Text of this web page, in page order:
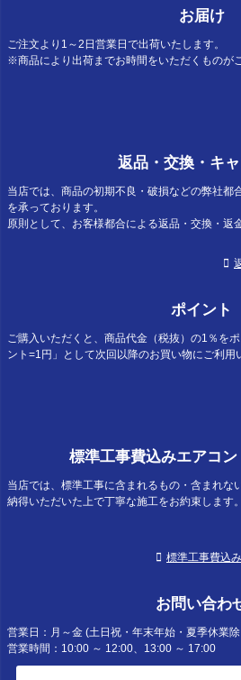
お届け
ご注文より1～2日営業日で出荷いたします。
※商品により出荷までお時間をいただくものが
返品・交換・キ
当店では、商品の初期不良・破損などの弊社都
を承っております。
原則として、お客様都合による返品・交換・返
ポイント
ご購入いただくと、商品代金（税抜）の1％を
ント=1円」として次回以降のお買い物にご利用
標準工事費込みエアコ
当店では、標準工事に含まれるもの・含まれな
納得いただいた上で丁寧な施工をお約束します。
標準工事費込
お問い合わ
営業日：月～金 (土日祝・年末年始・夏季休業
営業時間：10:00 ～ 12:00、13:00 ～ 17:00